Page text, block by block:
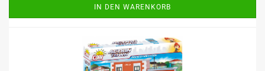
IN DEN WARENKORB